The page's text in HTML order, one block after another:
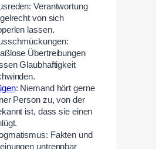
Verantwortung
von sich
lassen.
Übertreibungen
Glaubhaftigkeit
: Niemand hört gerne
Person zu, von der
ist, dass sie einen
Fakten und
untrennbar